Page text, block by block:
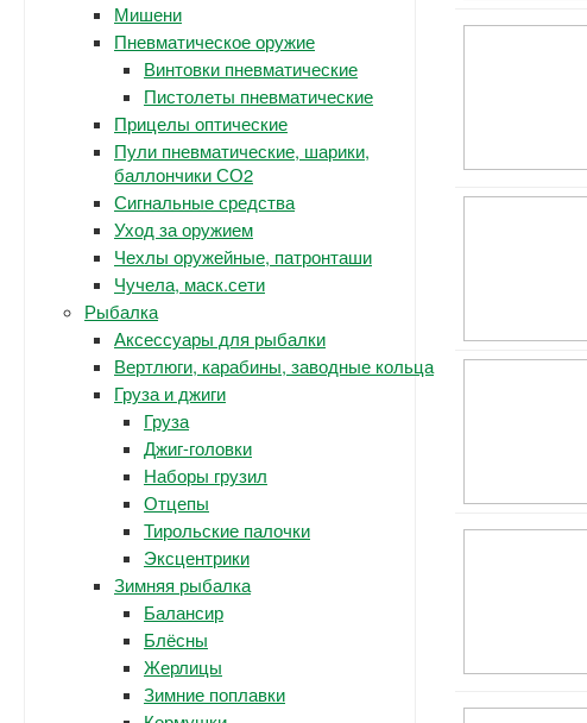
Мишени
Пневматическое оружие
Винтовки пневматические
Пистолеты пневматические
Прицелы оптические
Пули пневматические, шарики,
баллончики СО2
Сигнальные средства
Уход за оружием
Чехлы оружейные, патронташи
Чучела, маск.сети
Рыбалка
Аксессуары для рыбалки
Вертлюги, карабины, заводные кольца
Груза и джиги
Груза
Джиг-головки
Наборы грузил
Отцепы
Тирольские палочки
Эксцентрики
Зимняя рыбалка
Балансир
Блёсны
Жерлицы
Зимние поплавки